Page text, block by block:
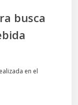
busca
en el